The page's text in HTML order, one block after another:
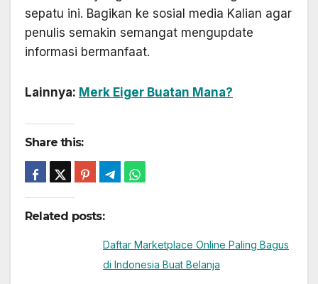
sepatu ini. Bagikan ke sosial media Kalian agar
penulis semakin semangat mengupdate
informasi bermanfaat.
Lainnya: Merk Eiger Buatan Mana?
Share this:
Related posts:
Daftar Marketplace Online Paling Bagus
di Indonesia Buat Belanja